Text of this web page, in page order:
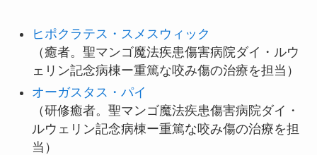
ヒポクラテス・スメスウィック
（癒者。聖マンゴ魔法疾患傷害病院ダイ・ルウ
ェリン記念病棟ー重篤な咬み傷の治療を担当）
オーガスタス・パイ
（研修癒者。聖マンゴ魔法疾患傷害病院ダイ・
ルウェリン記念病棟ー重篤な咬み傷の治療を担
当）